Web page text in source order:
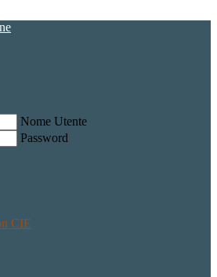
Nome Utente
Password
CIE